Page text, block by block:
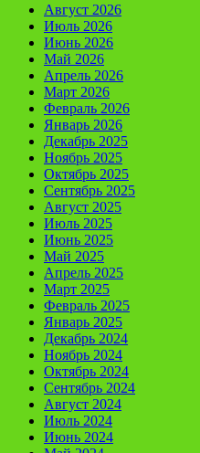
Август 2026
Июль 2026
Июнь 2026
Май 2026
Апрель 2026
Март 2026
Февраль 2026
Январь 2026
Декабрь 2025
Ноябрь 2025
Октябрь 2025
Сентябрь 2025
Август 2025
Июль 2025
Июнь 2025
Май 2025
Апрель 2025
Март 2025
Февраль 2025
Январь 2025
Декабрь 2024
Ноябрь 2024
Октябрь 2024
Сентябрь 2024
Август 2024
Июль 2024
Июнь 2024